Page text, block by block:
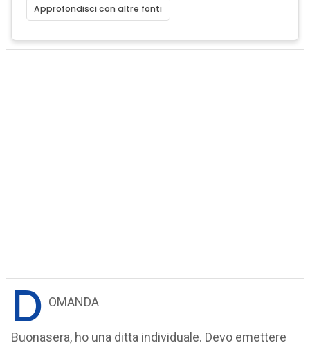
Approfondisci con altre fonti
D OMANDA
Buonasera, ho una ditta individuale. Devo emettere